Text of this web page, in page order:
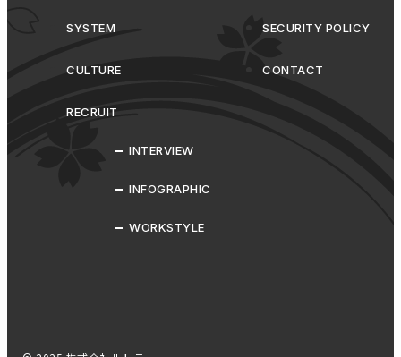
SYSTEM
CULTURE
RECRUIT
INTERVIEW
INFOGRAPHIC
WORKSTYLE
SECURITY POLICY
CONTACT